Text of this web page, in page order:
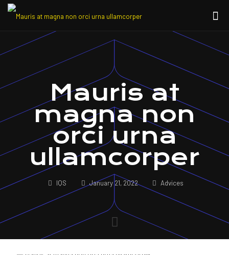
Mauris at
magna non
orci urna
ullamcorper
IQS January 21, 2022 Advices